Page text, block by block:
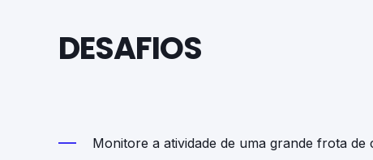
DESAFIOS
Monitore a atividade de uma grande frota de